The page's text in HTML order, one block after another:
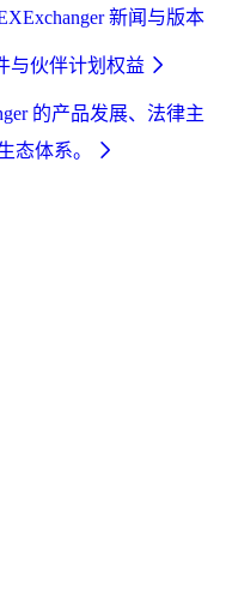
新闻与版本
与伙伴计划权益
的产品发展、法律主
态体系。